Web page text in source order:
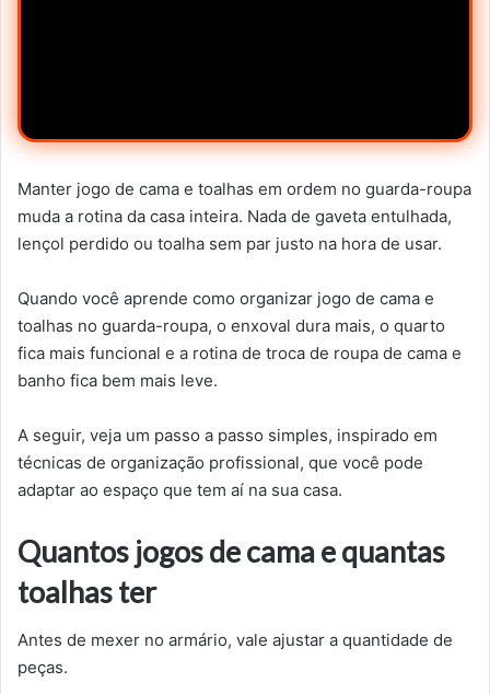
Manter jogo de cama e toalhas em ordem no guarda-roupa
muda a rotina da casa inteira. Nada de gaveta entulhada,
lençol perdido ou toalha sem par justo na hora de usar.
Quando você aprende como organizar jogo de cama e
toalhas no guarda-roupa, o enxoval dura mais, o quarto
fica mais funcional e a rotina de troca de roupa de cama e
banho fica bem mais leve.
A seguir, veja um passo a passo simples, inspirado em
técnicas de organização profissional, que você pode
adaptar ao espaço que tem aí na sua casa.
Quantos jogos de cama e quantas
toalhas ter
Antes de mexer no armário, vale ajustar a quantidade de
peças.